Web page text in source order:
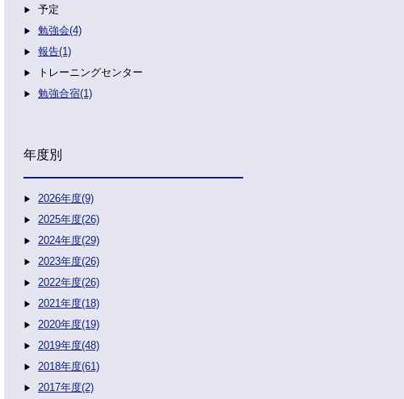
予定
勉強会(4)
報告(1)
トレーニングセンター
勉強合宿(1)
年度別
2026年度(9)
2025年度(26)
2024年度(29)
2023年度(26)
2022年度(26)
2021年度(18)
2020年度(19)
2019年度(48)
2018年度(61)
2017年度(2)